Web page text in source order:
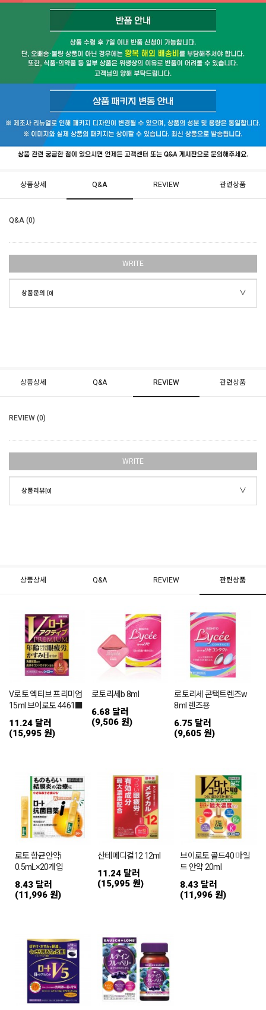
상품상세 Q&A REVIEW 관련상품
Q&A (0)
WRITE
상품문의 [0]
상품상세 Q&A REVIEW 관련상품
REVIEW (0)
WRITE
상품리뷰[0]
상품상세 Q&A REVIEW 관련상품
V로토 엑티브 프리미엄
15ml 브이로토 4461■
11.24 달러
(15,995 원)
로토리세b 8ml
6.68 달러
(9,506 원)
로토리세 콘택트렌즈w
8ml 렌즈용
6.75 달러
(9,605 원)
로토 항균안약i
0.5mL×20개입
8.43 달러
(11,996 원)
산테메디컬12 12ml
11.24 달러
(15,995 원)
브이로토 골드40 마일
드 안약 20ml
8.43 달러
(11,996 원)